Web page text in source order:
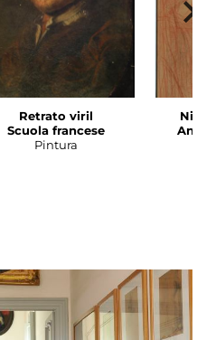
Retrato viril
Scuola francese
Pintura